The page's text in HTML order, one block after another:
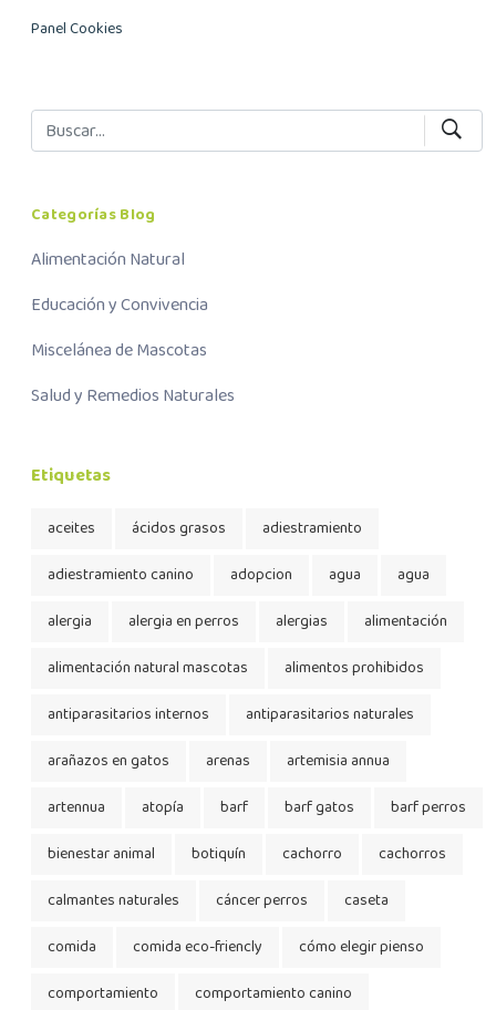
Panel Cookies
Categorías Blog
Alimentación Natural
Educación y Convivencia
Miscelánea de Mascotas
Salud y Remedios Naturales
Etiquetas
aceites ácidos grasos
adiestramiento
adiestramiento canino
adopcion agua
agua
alergia
alergia en perros alergias
alimentación
alimentación natural mascotas
alimentos prohibidos
antiparasitarios internos
antiparasitarios naturales
arañazos en gatos
arenas
artemisia annua
artennua
atopía barf barf gatos
barf perros
bienestar animal
botiquín cachorro
cachorros
calmantes naturales
cáncer perros
caseta
comida
comida eco-friencly
cómo elegir pienso
comportamiento
comportamiento canino